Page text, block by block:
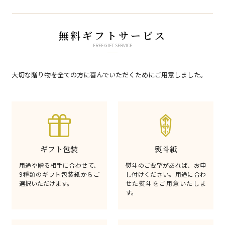
無料ギフトサービス
FREE GIFT SERVICE
大切な贈り物を全ての方に喜んでいただくためにご用意しました。
ギフト包装
用途や贈る相手に合わせて、
9種類のギフト包装紙からご
選択いただけます。
熨斗紙
熨斗のご要望があれば、お申
し付けください。用途に合わ
せた熨斗をご用意いたしま
す。